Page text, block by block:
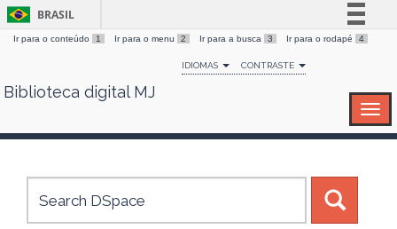
Skip
BRASIL
Simplifique!
Comunica BR
Canais
Ir para o conteúdo 1 Ir para o menu 2 Ir para a busca 3 Ir para o rodapé 4
IDIOMAS CONTRASTE
Biblioteca digital MJ